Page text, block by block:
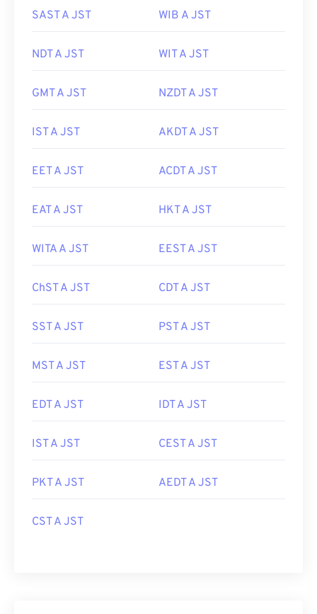
SAST A JST WIB A JST
NDT A JST WIT A JST
GMT A JST NZDT A JST
IST A JST AKDT A JST
EET A JST ACDT A JST
EAT A JST HKT A JST
WITA A JST EEST A JST
ChST A JST CDT A JST
SST A JST PST A JST
MST A JST EST A JST
EDT A JST IDT A JST
IST A JST CEST A JST
PKT A JST AEDT A JST
CST A JST